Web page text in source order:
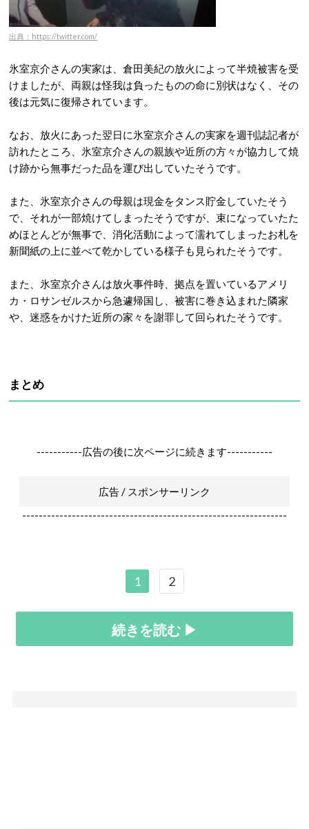
出典：https://twitter.com/
氷室京介さんの実家は、倉田美紀の放火によって半焼被害を受
けましたが、両親は怪我は負ったものの命に別状はなく、その
後は元気に復帰されています。
なお、放火にあった翌日に氷室京介さんの実家を週刊誌記者が
訪れたところ、氷室京介さんの親族や近所の方々が協力して焼
け跡から無事だった品を運び出していたそうです。
また、氷室京介さんの母親は現金をタンス貯金していたそう
で、それが一部焼けてしまったそうですが、束になっていたた
めほとんどが無事で、消化活動によって濡れてしまったお札を
新聞紙の上に並べて乾かしている様子も見られたそうです。
また、氷室京介さんは放火事件時、拠点を置いているアメリ
カ・ロサンゼルスから急遽帰国し、被害に巻き込まれた隣家
や、迷惑をかけた近所の家々を謝罪して回られたそうです。
まとめ
-----------広告の後に次ページに続きます-----------
広告 / スポンサーリンク
----------------------------------------------------------------
1 2
続きを読む ▶